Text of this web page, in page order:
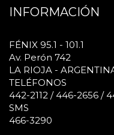
INFORMACIÓN
FÉNIX 95.1 - 101.1
Av. Perón 742
LA RIOJA -
TELÉFONOS
442-2112 / 446-2656 /
SMS
466-3290